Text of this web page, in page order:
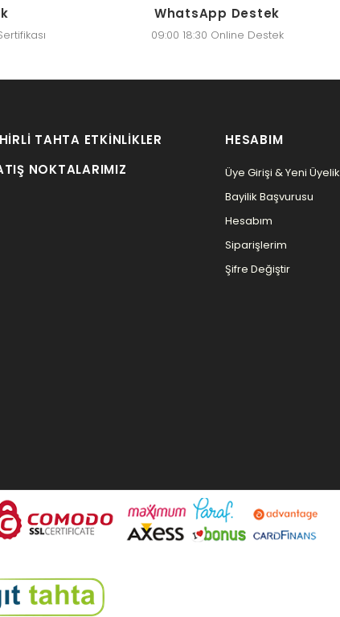
WhatsApp Destek
09:00 18:30 Online Destek
TAHTA ETKINLIKLER
NOKTALARIMIZ
HESABIM
Üye Girişi & Yeni Üyelik
Bayilik Başvurusu
Hesabım
Siparişlerim
Şifre Değiştir